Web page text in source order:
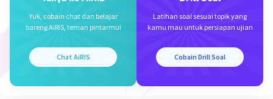
Iklan
Yuk, cobain chat dan belajar
bareng AiRIS, teman pintarmu!
Chat AiRIS
Latihan soal sesuai topik yang
kamu mau untuk persiapan ujian
Cobain Drill Soal